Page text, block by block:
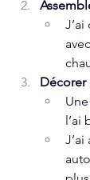
Décorer
l’ai